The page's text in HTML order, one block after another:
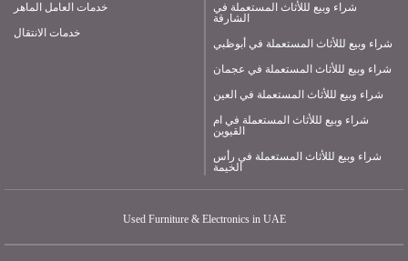
خدمات العامل الماهر
خدمات الانتقال
شراء وبيع لللأثاث المستعملة في
الشارقة
شراء وبيع لللأثاث المستعملة في أبوظبي
شراء وبيع لللأثاث المستعملة في عجمان
شراء وبيع لللأثاث المستعملة في العين
شراء وبيع لللأثاث المستعملة في ام
القيوين
شراء وبيع لللأثاث المستعملة في رأس
الخيمة
Used Furniture & Electronics in UAE